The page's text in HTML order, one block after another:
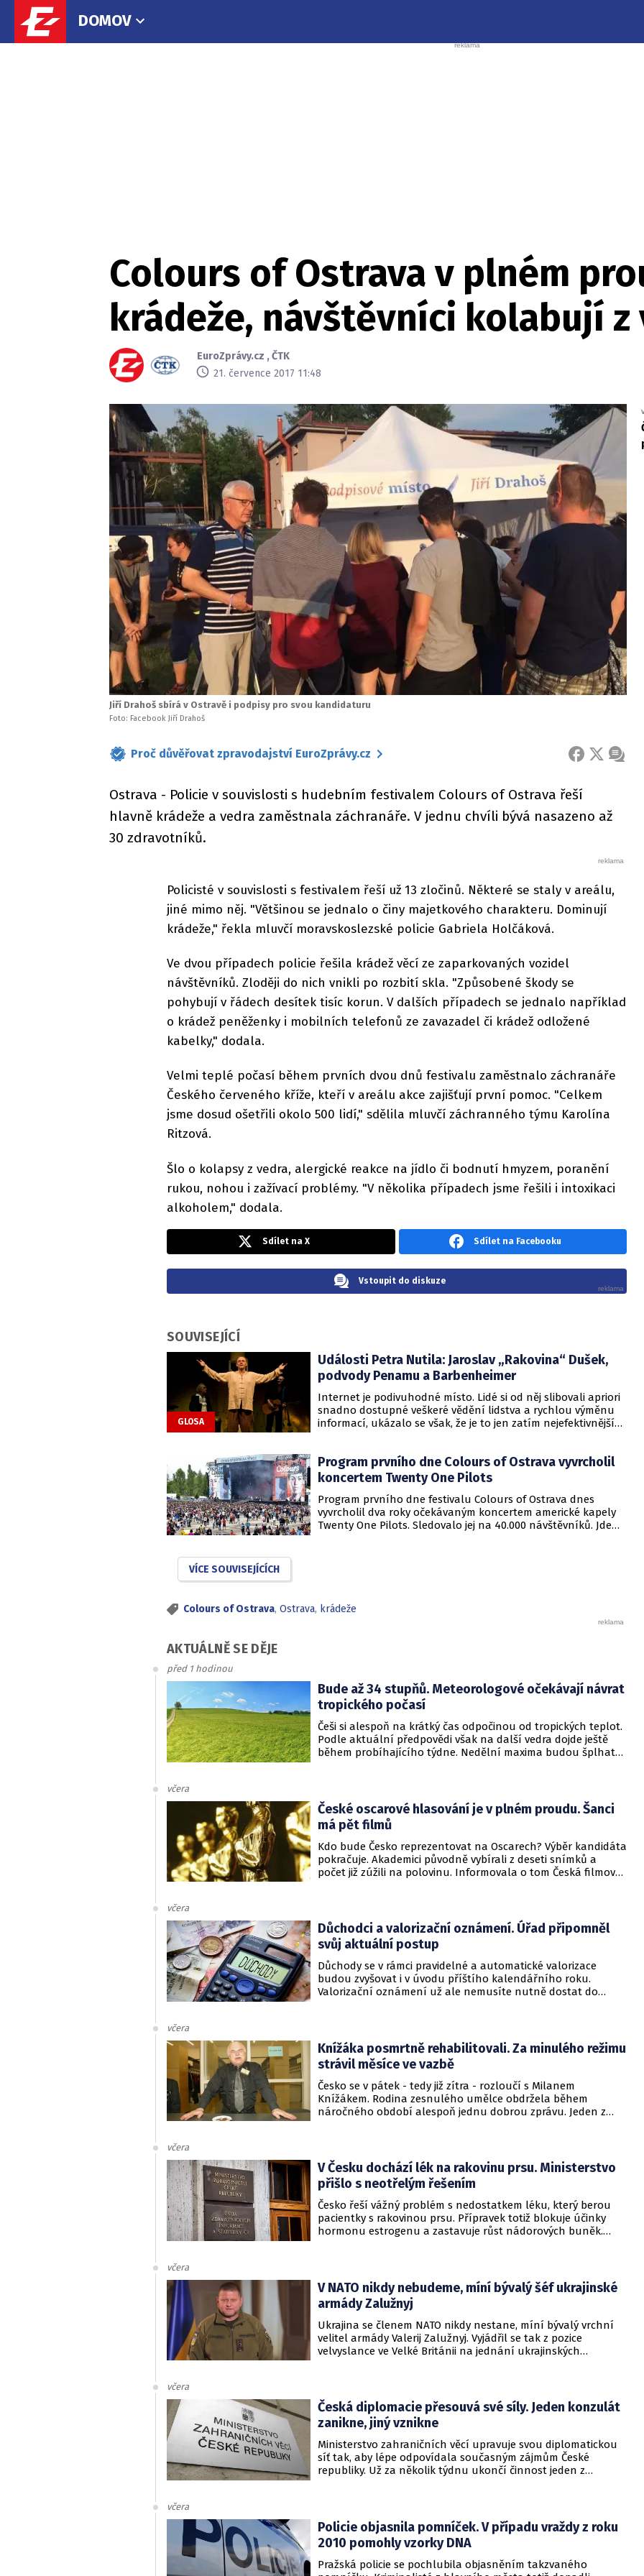
DOMOV
Colours of Ostrava v plném
krádeže, návštěvníci kolabují z
EuroZprávy.cz ,ČTK
21. července 2017 11:48
Jiří Drahoš sbírá v Ostravě i podpisy pro svou kandidaturu
Foto: Facebook Jiří Drahoš
Proč důvěřovat zpravodajství EuroZprávy.cz FACEBOOK
X
Ostrava - Policie v souvislosti s hudebním festivalem Colours of Ostrava řeší
hlavně krádeže a vedra zaměstnala záchranáře. V jednu chvíli bývá nasazeno až
30 zdravotníků.
Policisté v souvislosti s festivalem řeší už 13 zločinů. Některé se staly v areálu,
jiné mimo něj. "Většinou se jednalo o činy majetkového charakteru. Dominují
krádeže," řekla mluvčí moravskoslezské policie Gabriela Holčáková.
Ve dvou případech policie řešila krádež věcí ze zaparkovaných vozidel
návštěvníků. Zloději do nich vnikli po rozbití skla. "Způsobené škody se
pohybují v řádech desítek tisíc korun. V dalších případech se jednalo například
o krádež peněženky i mobilních telefonů ze zavazadel či krádež odložené
kabelky," dodala.
Velmi teplé počasí během prvních dvou dnů festivalu zaměstnalo záchranáře
Českého červeného kříže, kteří v areálu akce zajišťují první pomoc. "Celkem
jsme dosud ošetřili okolo 500 lidí," sdělila mluvčí záchranného týmu Karolína
Ritzová.
Šlo o kolapsy z vedra, alergické reakce na jídlo či bodnutí hmyzem, poranění
rukou, nohou i zažívací problémy. "V několika případech jsme řešili i intoxikaci
alkoholem," dodala.
Sdílet na X Sdílet na Facebooku
Vstoupit do diskuze
SOUVISEJÍCÍ
GLOSA
Události Petra Nutila: Jaroslav „Rakovina“ Dušek,
podvody Penamu a Barbenheimer
Internet je podivuhodné místo. Lidé si od něj slibovali apriori
snadno dostupné veškeré vědění lidstva a rychlou výměnu
informací, ukázalo se však, že je to jen zatím nejefektivnější
ale hlavně lidské povaze nade vše miluje konflikt, lži,
polopravdy a stupidní obsah. Uplynulý týden je toho zářným
Program prvního dne Colours of Ostrava vyvrcholil
koncertem Twenty One Pilots
Program prvního dne festivalu Colours of Ostrava dnes
vyvrcholil dva roky očekávaným koncertem americké kapely
Twenty One Pilots. Sledovalo jej na 40.000 návštěvníků. Jde
VÍCE SOUVISEJÍCÍCH
Colours of Ostrava, Ostrava, krádeže
AKTUÁLNĚ SE DĚJE
před 1 hodinou
Bude až 34 stupňů. Meteorologové očekávají návrat
tropického počasí
Češi si alespoň na krátký čas odpočinou od tropických teplot.
Podle aktuální předpovědi však na další vedra dojde ještě
během probíhajícího týdne. Nedělní maxima budou šplhat
včera
České oscarové hlasování je v plném proudu. Šanci
má pět filmů
Kdo bude Česko reprezentovat na Oscarech? Výběr kandidáta
pokračuje. Akademici původně vybírali z deseti snímků a
počet již zúžili na polovinu. Informovala o tom Česká filmová
včera
Důchodci a valorizační oznámení. Úřad připomněl
svůj aktuální postup
Důchody se v rámci pravidelné a automatické valorizace
budou zvyšovat i v úvodu příštího kalendářního roku.
Valorizační oznámení už ale nemusíte nutně dostat do
včera
Knížáka posmrtně rehabilitovali. Za minulého režimu
strávil měsíce ve vazbě
Česko se v pátek - tedy již zítra - rozloučí s Milanem
Knížákem. Rodina zesnulého umělce obdržela během
náročného období alespoň jednu dobrou zprávu. Jeden z
včera
V Česku dochází lék na rakovinu prsu. Ministerstvo
přišlo s neotřelým řešením
Česko řeší vážný problém s nedostatkem léku, který berou
pacientky s rakovinou prsu. Přípravek totiž blokuje účinky
hormonu estrogenu a zastavuje růst nádorových buněk.
včera
V NATO nikdy nebudeme, míní bývalý šéf ukrajinské
armády Zalužnyj
Ukrajina se členem NATO nikdy nestane, míní bývalý vrchní
velitel armády Valerij Zalužnyj. Vyjádřil se tak z pozice
velvyslance ve Velké Británii na jednání ukrajinských
včera
Česká diplomacie přesouvá své síly. Jeden konzulát
zanikne, jiný vznikne
Ministerstvo zahraničních věcí upravuje svou diplomatickou
síť tak, aby lépe odpovídala současným zájmům České
republiky. Už za několik týdnu ukončí činnost jeden z
včera
Policie objasnila pomníček. V případu vraždy z roku
2010 pomohly vzorky DNA
Pražská policie se pochlubila objasněním takzvaného